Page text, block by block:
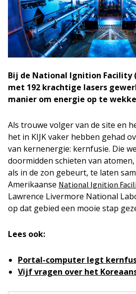
Bij de National Ignition Facility
met 192 krachtige lasers
manier om energie op te
Als trouwe volger van de site en
het in KIJK vaker hebben gehad
van kernenergie: kernfusie. Die
doormidden schieten van
als in de zon gebeurt, te laten
Amerikaanse National Ignition
Lawrence Livermore National
op dat gebied een mooie stap
Lees ook:
Portal-computer legt
Vijf vragen over het